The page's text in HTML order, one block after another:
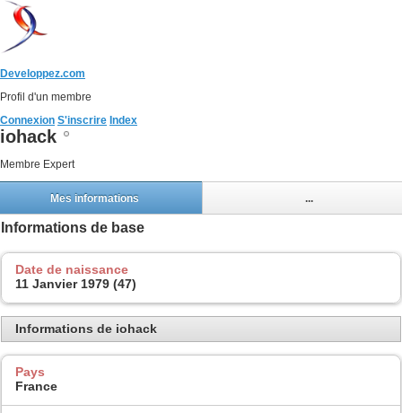
Developpez.com
Profil d'un membre
Connexion S'inscrire Index
iohack
Membre Expert
Mes informations ...
Informations de base
Date de naissance
11 Janvier 1979 (47)
Informations de iohack
Pays
France